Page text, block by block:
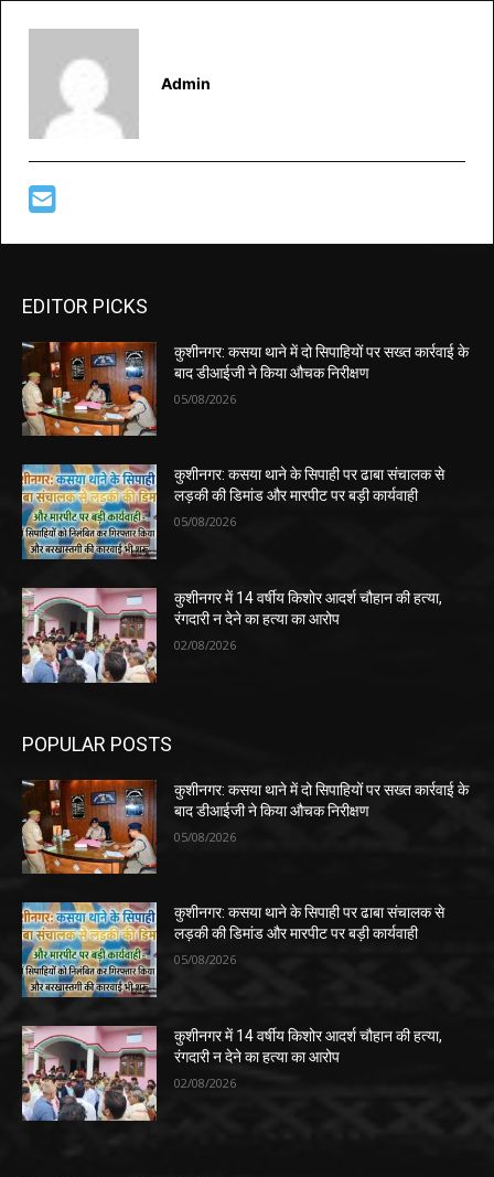
Admin
EDITOR PICKS
कुशीनगर: कसया थाने में दो सिपाहियों पर सख्त कार्रवाई के
बाद डीआईजी ने किया औचक निरीक्षण
05/08/2026
कुशीनगर: कसया थाने के सिपाही पर ढाबा संचालक से
लड़की की डिमांड और मारपीट पर बड़ी कार्यवाही
05/08/2026
कुशीनगर में 14 वर्षीय किशोर आदर्श चौहान की हत्या,
रंगदारी न देने का हत्या का आरोप
02/08/2026
POPULAR POSTS
कुशीनगर: कसया थाने में दो सिपाहियों पर सख्त कार्रवाई के
बाद डीआईजी ने किया औचक निरीक्षण
05/08/2026
कुशीनगर: कसया थाने के सिपाही पर ढाबा संचालक से
लड़की की डिमांड और मारपीट पर बड़ी कार्यवाही
05/08/2026
कुशीनगर में 14 वर्षीय किशोर आदर्श चौहान की हत्या,
रंगदारी न देने का हत्या का आरोप
02/08/2026